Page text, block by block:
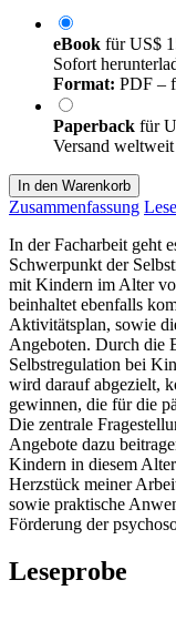
eBook fürUS$
Sofort
Format: PDF –
Paperback für
Versand weltweit
In den Warenkorb
Zusammenfassung
In der Facharbeit geht
Schwerpunkt der
mit Kindern im Alter
beinhaltet ebenfalls
Aktivitätsplan, sowie
Angeboten. Durch die
Selbstregulation bei
wird darauf abgezielt,
gewinnen, die für die
Die zentrale
Angebote dazu
Kindern in diesem
Herzstück meiner
sowie praktische
Förderung der
Leseprobe